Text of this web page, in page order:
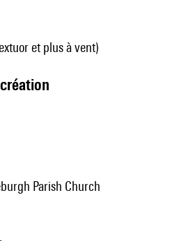
et plus à vent)
Parish Church